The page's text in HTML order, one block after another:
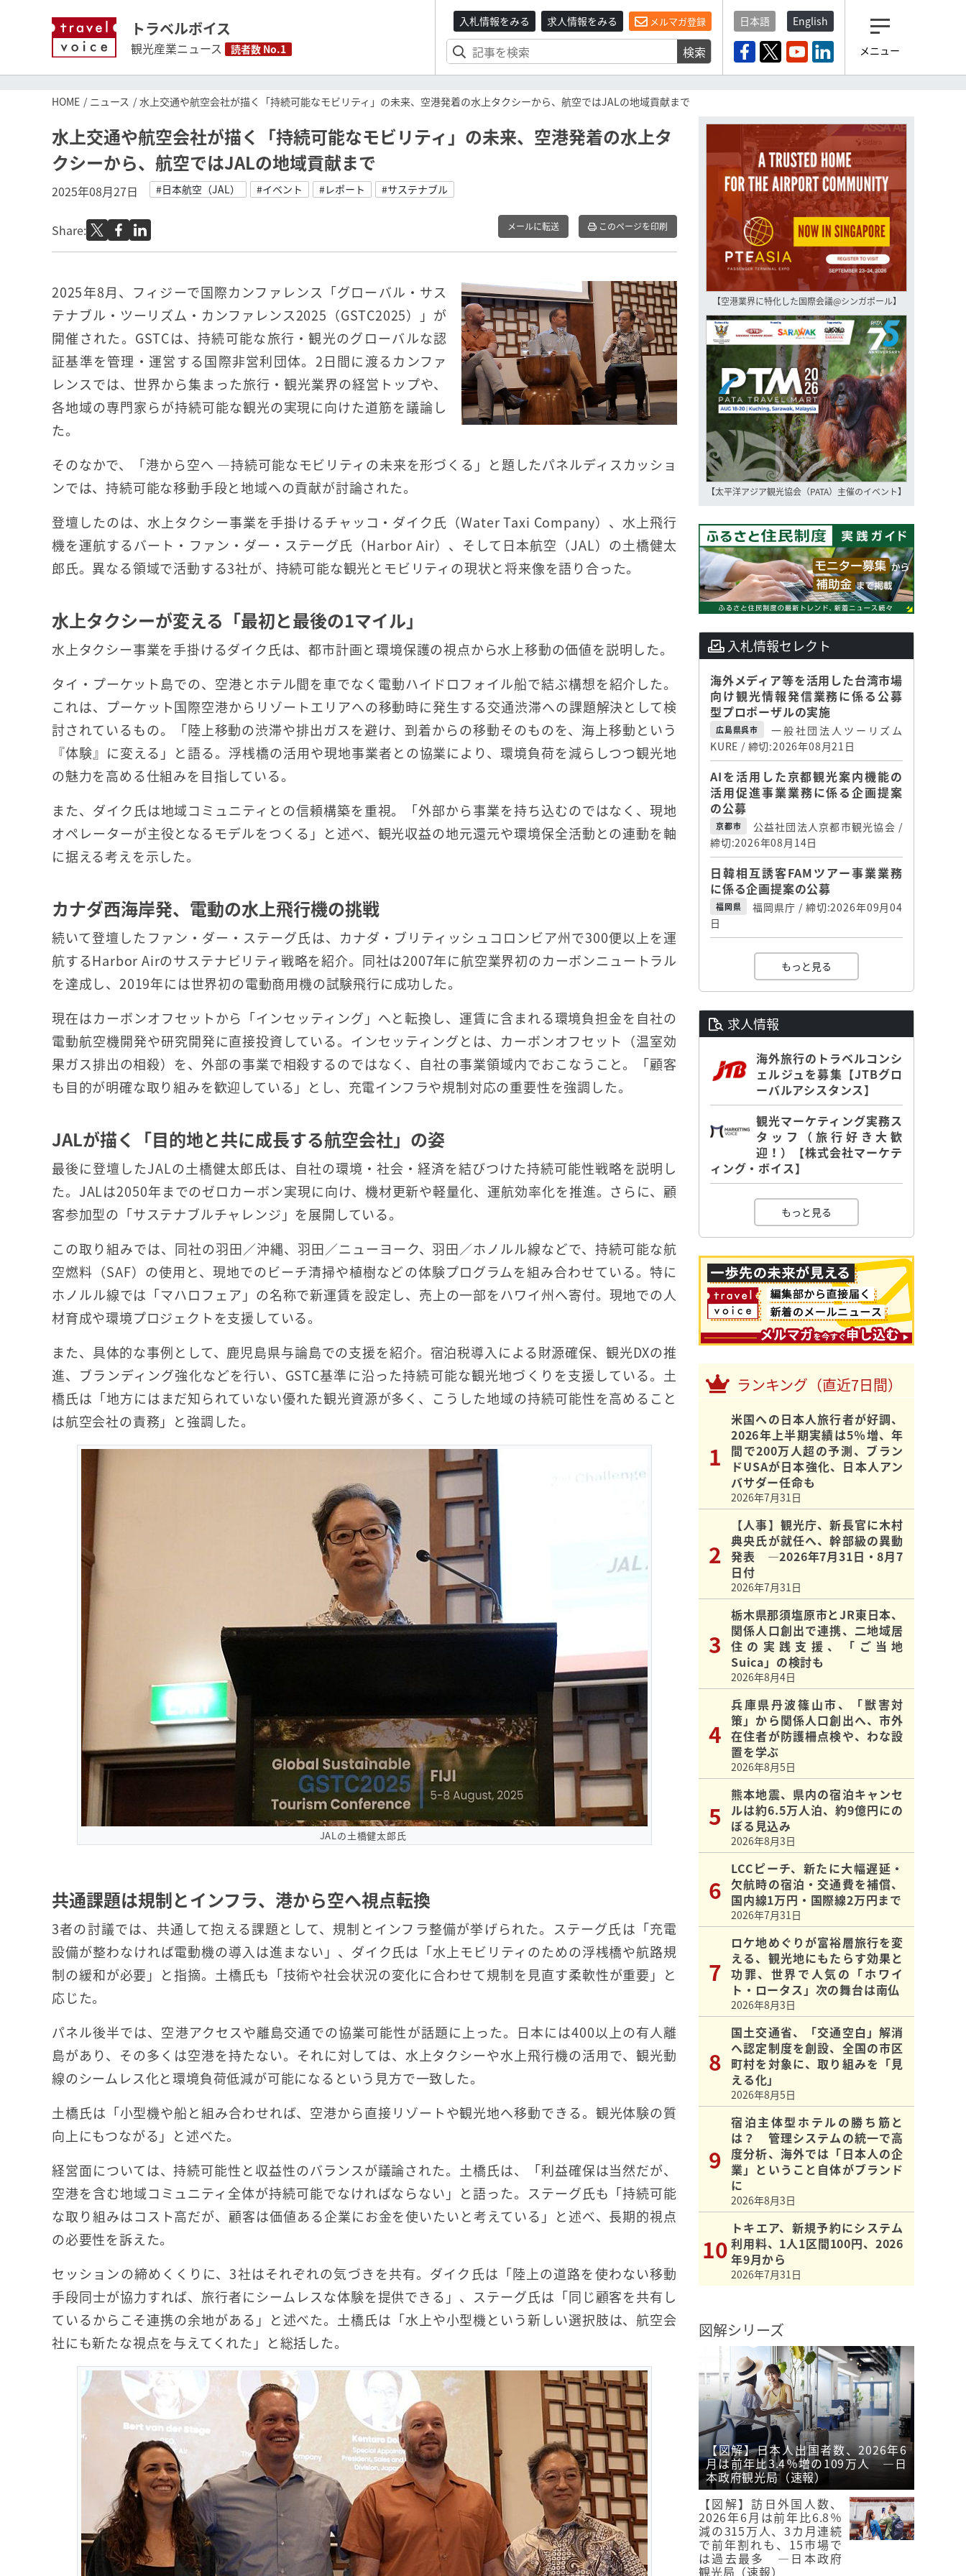
トラベルボイス
観光産業ニュース 読者数 No.1
入札情報をみる 求人情報をみる メルマガ登録
検索
日本語 English
メニュー
HOME ニュース 水上交通や航空会社が描く「持続可能なモビリティ」の未来、空港発着の水上タクシーから、航空ではJALの地域貢献まで
水上交通や航空会社が描く「持続可能なモビリティ」の未来、空港発着の水上タ
クシーから、航空ではJALの地域貢献まで
2025年08月27日 #日本航空（JAL） #イベント #レポート #サステナブル
Share: メールに転送 このページを印刷
2025年8月、フィジーで国際カンファレンス「グローバル・サス
テナブル・ツーリズム・カンファレンス2025（GSTC2025）」が
開催された。GSTCは、持続可能な旅行・観光のグローバルな認
証基準を管理・運営する国際非営利団体。2日間に渡るカンファ
レンスでは、世界から集まった旅行・観光業界の経営トップや、
各地域の専門家らが持続可能な観光の実現に向けた道筋を議論し
た。
そのなかで、「港から空へ ―持続可能なモビリティの未来を形づくる」と題したパネルディスカッショ
ンでは、持続可能な移動手段と地域への貢献が討論された。
登壇したのは、水上タクシー事業を手掛けるチャッコ・ダイク氏（Water Taxi Company）、水上飛行
機を運航するバート・ファン・ダー・ステーグ氏（Harbor Air）、そして日本航空（JAL）の土橋健太
郎氏。異なる領域で活動する3社が、持続可能な観光とモビリティの現状と将来像を語り合った。
水上タクシーが変える「最初と最後の1マイル」
水上タクシー事業を手掛けるダイク氏は、都市計画と環境保護の視点から水上移動の価値を説明した。
タイ・プーケット島での、空港とホテル間を車でなく電動ハイドロフォイル船で結ぶ構想を紹介した。
これは、プーケット国際空港からリゾートエリアへの移動時に発生する交通渋滞への課題解決として検
討されているもの。「陸上移動の渋滞や排出ガスを避け、到着からの移動そのものを、海上移動という
『体験』に変える」と語る。浮桟橋の活用や現地事業者との協業により、環境負荷を減らしつつ観光地
の魅力を高める仕組みを目指している。
また、ダイク氏は地域コミュニティとの信頼構築を重視。「外部から事業を持ち込むのではなく、現地
オペレーターが主役となるモデルをつくる」と述べ、観光収益の地元還元や環境保全活動との連動を軸
に据える考えを示した。
カナダ西海岸発、電動の水上飛行機の挑戦
続いて登壇したファン・ダー・ステーグ氏は、カナダ・ブリティッシュコロンビア州で300便以上を運
航するHarbor Airのサステナビリティ戦略を紹介。同社は2007年に航空業界初のカーボンニュートラル
を達成し、2019年には世界初の電動商用機の試験飛行に成功した。
現在はカーボンオフセットから「インセッティング」へと転換し、運賃に含まれる環境負担金を自社の
電動航空機開発や研究開発に直接投資している。インセッティングとは、カーボンオフセット（温室効
果ガス排出の相殺）を、外部の事業で相殺するのではなく、自社の事業領域内でおこなうこと。「顧客
も目的が明確な取り組みを歓迎している」とし、充電インフラや規制対応の重要性を強調した。
JALが描く「目的地と共に成長する航空会社」の姿
最後に登壇したJALの土橋健太郎氏は、自社の環境・社会・経済を結びつけた持続可能性戦略を説明し
た。JALは2050年までのゼロカーボン実現に向け、機材更新や軽量化、運航効率化を推進。さらに、顧
客参加型の「サステナブルチャレンジ」を展開している。
この取り組みでは、同社の羽田／沖縄、羽田／ニューヨーク、羽田／ホノルル線などで、持続可能な航
空燃料（SAF）の使用と、現地でのビーチ清掃や植樹などの体験プログラムを組み合わせている。特に
ホノルル線では「マハロフェア」の名称で新運賃を設定し、売上の一部をハワイ州へ寄付。現地での人
材育成や環境プロジェクトを支援している。
また、具体的な事例として、鹿児島県与論島での支援を紹介。宿泊税導入による財源確保、観光DXの推
進、ブランディング強化などを行い、GSTC基準に沿った持続可能な観光地づくりを支援している。土
橋氏は「地方にはまだ知られていない優れた観光資源が多く、こうした地域の持続可能性を高めること
は航空会社の責務」と強調した。
JALの土橋健太郎氏
共通課題は規制とインフラ、港から空へ視点転換
3者の討議では、共通して抱える課題として、規制とインフラ整備が挙げられた。ステーグ氏は「充電
設備が整わなければ電動機の導入は進まない」、ダイク氏は「水上モビリティのための浮桟橋や航路規
制の緩和が必要」と指摘。土橋氏も「技術や社会状況の変化に合わせて規制を見直す柔軟性が重要」と
応じた。
パネル後半では、空港アクセスや離島交通での協業可能性が話題に上った。日本には400以上の有人離
島があり、その多くは空港を持たない。それに対しては、水上タクシーや水上飛行機の活用で、観光動
線のシームレス化と環境負荷低減が可能になるという見方で一致した。
土橋氏は「小型機や船と組み合わせれば、空港から直接リゾートや観光地へ移動できる。観光体験の質
向上にもつながる」と述べた。
経営面については、持続可能性と収益性のバランスが議論された。土橋氏は、「利益確保は当然だが、
空港を含む地域コミュニティ全体が持続可能でなければならない」と語った。ステーグ氏も「持続可能
な取り組みはコスト高だが、顧客は価値ある企業にお金を使いたいと考えている」と述べ、長期的視点
の必要性を訴えた。
セッションの締めくくりに、3社はそれぞれの気づきを共有。ダイク氏は「陸上の道路を使わない移動
手段同士が協力すれば、旅行者にシームレスな体験を提供できる」、ステーグ氏は「同じ顧客を共有し
ているからこそ連携の余地がある」と述べた。土橋氏は「水上や小型機という新しい選択肢は、航空会
社にも新たな視点を与えてくれた」と総括した。
【空港業界に特化した国際会議@シンガポール】
【太平洋アジア観光協会（PATA）主催のイベント】
入札情報セレクト
海外メディア等を活用した台湾市場
向け観光情報発信業務に係る公募
型プロポーザルの実施
広島県呉市
一般社団法人ツーリズム
KURE / 締切:2026年08月21日
AIを活用した京都観光案内機能の
活用促進事業業務に係る企画提案
の公募
京都市
公益社団法人京都市観光協会 /
締切:2026年08月14日
日韓相互誘客FAMツアー事業業務
に係る企画提案の公募
福岡県
福岡県庁 / 締切:2026年09月04
日
もっと見る
求人情報
海外旅行のトラベルコンシ
ェルジュを募集【JTBグロ
ーバルアシスタンス】
観光マーケティング実務ス
タッフ（旅行好き大歓
迎！）【株式会社マーケテ
ィング・ボイス】
もっと見る
ランキング（直近7日間）
米国への日本人旅行者が好調、
2026年上半期実績は5％増、年
間で200万人超の予測、ブラン
ドUSAが日本強化、日本人アン
バサダー任命も
2026年7月31日
【人事】観光庁、新長官に木村
典央氏が就任へ、幹部級の異動
発表 ―2026年7月31日・8月7
日付
2026年7月31日
栃木県那須塩原市とJR東日本、
関係人口創出で連携、二地域居
住の実践支援、「ご当地
Suica」の検討も
2026年8月4日
兵庫県丹波篠山市、「獣害対
策」から関係人口創出へ、市外
在住者が防護柵点検や、わな設
置を学ぶ
2026年8月5日
熊本地震、県内の宿泊キャンセ
ルは約6.5万人泊、約9億円にの
ぼる見込み
2026年8月3日
LCCピーチ、新たに大幅遅延・
欠航時の宿泊・交通費を補償、
国内線1万円・国際線2万円まで
2026年7月31日
ロケ地めぐりが富裕層旅行を変
える、観光地にもたらす効果と
功罪、世界で人気の「ホワイ
ト・ロータス」次の舞台は南仏
2026年8月3日
国土交通省、「交通空白」解消
へ認定制度を創設、全国の市区
町村を対象に、取り組みを「見
える化」
2026年8月5日
宿泊主体型ホテルの勝ち筋と
は？ 管理システムの統一で高
度分析、海外では「日本人の企
業」ということ自体がブランド
に
2026年8月3日
トキエア、新規予約にシステム
利用料、1人1区間100円、2026
年9月から
2026年7月31日
図解シリーズ
【図解】日本人出国者数、2026年6
月は前年比3.4％増の109万人 ―日
本政府観光局（速報）
【図解】訪日外国人数、
2026年6月は前年比6.8％
減の315万人、3カ月連続
で前年割れも、15市場で
は過去最多 ―日本政府
観光局（速報）
観光産業ニュース「トラベ
登録済みですよね？
もし未だ登録していないなら…
いますぐ登録する